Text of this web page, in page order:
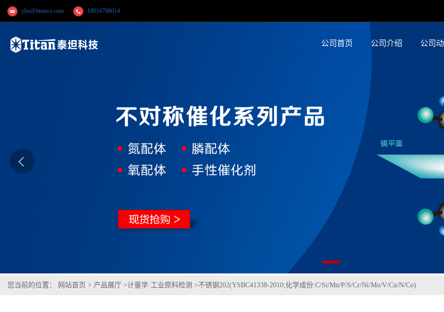
yhx@titansci.com 18616708014
公司首页 公司介绍 公司
您当前的位置： 网站首页 > 产品展厅 >计量学·工业原料检测 >不锈钢202(YSBC41338-2010;化学成份:C/Si/Mn/P/S/Cr/Ni/Mo/V/Cu/N/Co)